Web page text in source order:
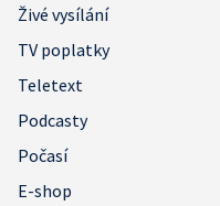
Živé vysílání
TV poplatky
Teletext
Podcasty
Počasí
E-shop